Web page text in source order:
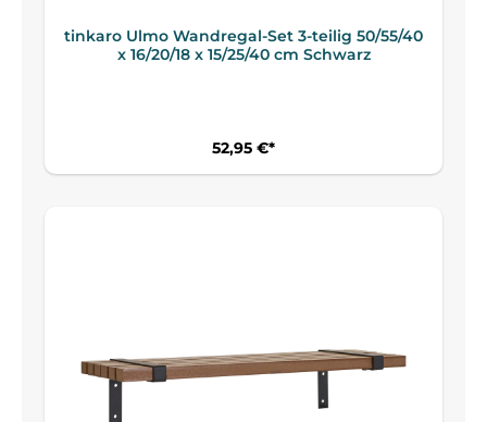
tinkaro Ulmo Wandregal-Set 3-teilig 50/55/40
x 16/20/18 x 15/25/40 cm Schwarz
52,95 €*